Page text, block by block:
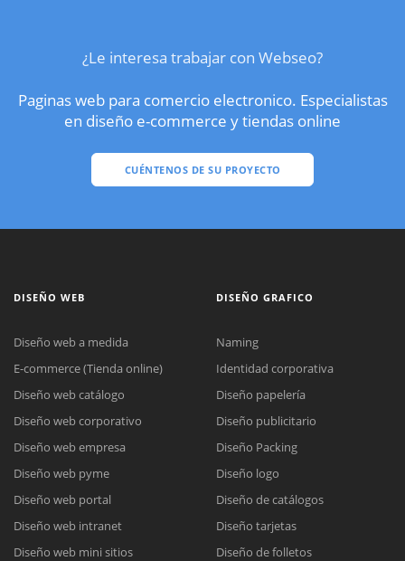
¿Le interesa trabajar con Webseo?
Paginas web para comercio electronico. Especialistas
en diseño e-commerce y tiendas online
CUÉNTENOS DE SU PROYECTO
DISEÑO WEB
Diseño web a medida
E-commerce (Tienda online)
Diseño web catálogo
Diseño web corporativo
Diseño web empresa
Diseño web pyme
Diseño web portal
Diseño web intranet
Diseño web mini sitios
DISEÑO GRAFICO
Naming
Identidad corporativa
Diseño papelería
Diseño publicitario
Diseño Packing
Diseño logo
Diseño de catálogos
Diseño tarjetas
Diseño de folletos